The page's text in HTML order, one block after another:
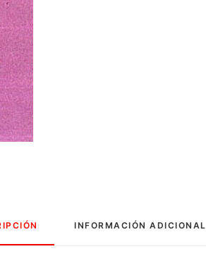
INFORMACIÓN ADICIONAL